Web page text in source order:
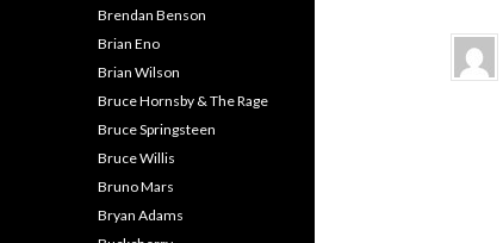
Brendan Benson
Brian Eno
Brian Wilson
Bruce Hornsby & The Rage
Bruce Springsteen
Bruce Willis
Bruno Mars
Bryan Adams